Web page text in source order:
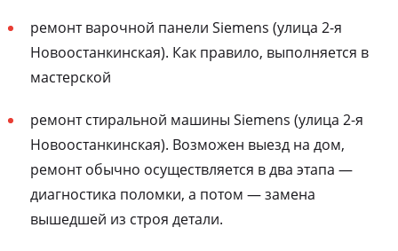
ремонт варочной панели Siemens (улица 2-я
Новоостанкинская). Как правило, выполняется в
мастерской
ремонт стиральной машины Siemens (улица 2-я
Новоостанкинская). Возможен выезд на дом,
ремонт обычно осуществляется в два этапа —
диагностика поломки, а потом — замена
вышедшей из строя детали.